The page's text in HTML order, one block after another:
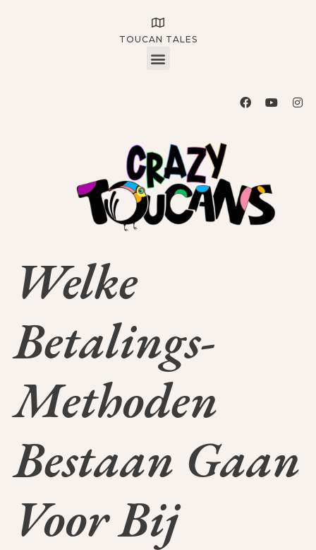
TOUCAN TALES
Welke
Betalings-
Methoden
Bestaan Gaan
Voor Bij